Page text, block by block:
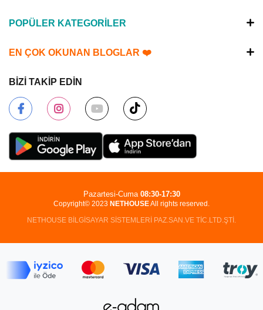
POPÜLER KATEGORİLER
EN ÇOK OKUNAN BLOGLAR ❤️
BİZİ TAKİP EDİN
Copyright© 2023 NETHOUSEAll rights reserved.
NETHOUSE BİLGİSAYAR SİSTEMLERİ PAZ.SAN.VE TİC.LTD.ŞTİ.
Pazartesi-Cuma 08:30-17:30